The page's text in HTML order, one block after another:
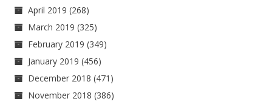
April 2019 (268)
March 2019 (325)
February 2019 (349)
January 2019 (456)
December 2018 (471)
November 2018 (386)